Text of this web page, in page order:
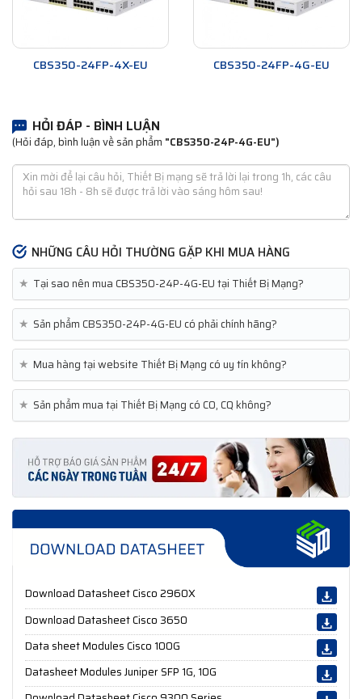
CBS350-24FP-4X-EU CBS350-24FP-4G-EU
HỎI ĐÁP - BÌNH LUẬN
(Hỏi đáp, bình luận về sản phẩm "CBS350-24P-4G-EU")
NHỮNG CÂU HỎI THƯỜNG GẶP KHI MUA HÀNG
★ Tại sao nên mua CBS350-24P-4G-EU tại Thiết Bị Mạng?
★ Sản phẩm CBS350-24P-4G-EU có phải chính hãng?
★ Mua hàng tại website Thiết Bị Mạng có uy tín không?
★ Sản phẩm mua tại Thiết Bị Mạng có CO, CQ không?
Download Datasheet Cisco 2960X
Download Datasheet Cisco 3650
Data sheet Modules Cisco 100G
Datasheet Modules Juniper SFP 1G, 10G